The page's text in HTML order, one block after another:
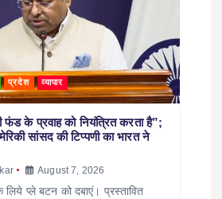
प्रदेश व्यापार
फंड के प्रवाह को नियंत्रित करता है”;
सांसद की टिप्पणी का भारत ने
August 7, 2026
प्ले बटन को दबाएं। प्रस्तावित